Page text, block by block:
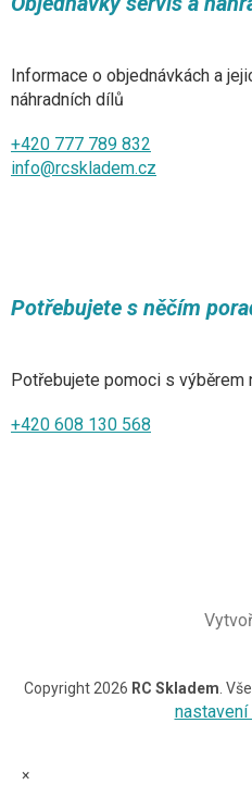
Informace o objednávkách a
náhradních dílů
+420 777 789 832
info@rcskladem.cz
Potřebujete s něčím
Potřebujete pomoci s výběrem
+420 608 130 568
Copyright 2026 RC Skladem .
×